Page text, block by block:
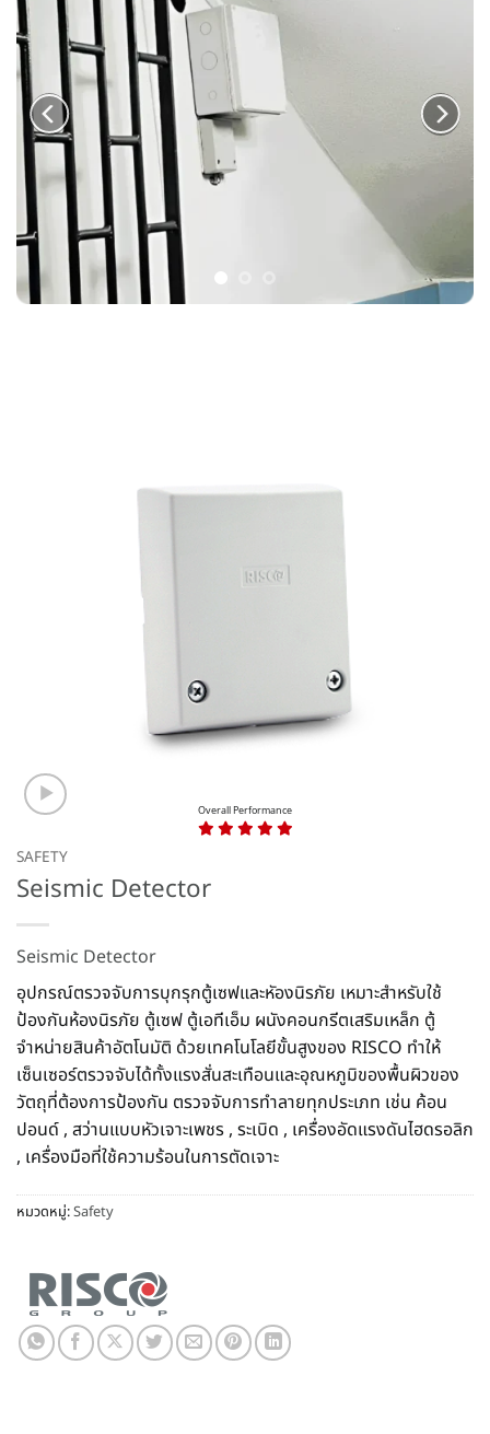
Overall Performance
SAFETY
Seismic Detector
Seismic Detector
อุปกรณ์ตรวจจับการบุกรุกตู้เซฟและหัองนิรภัย เหมาะสำหรับใช้
ป้องกันห้องนิรภัย ตู้เซฟ ตู้เอทีเอ็ม ผนังคอนกรีตเสริมเหล็ก ตู้
จำหน่ายสินค้าอัตโนมัติ ด้วยเทคโนโลยีขั้นสูงของ RISCO ทำให้
เซ็นเซอร์ตรวจจับได้ทั้งแรงสั่นสะเทือนและอุณหภูมิของพื้นผิวของ
วัตถุที่ต้องการป้องกัน ตรวจจับการทำลายทุกประเภท เช่น ค้อน
ปอนด์ , สว่านแบบหัวเจาะเพชร , ระเบิด , เครื่องอัดแรงดันไฮดรอลิก
, เครื่องมือที่ใช้ความร้อนในการตัดเจาะ
หมวดหมู่:Safety